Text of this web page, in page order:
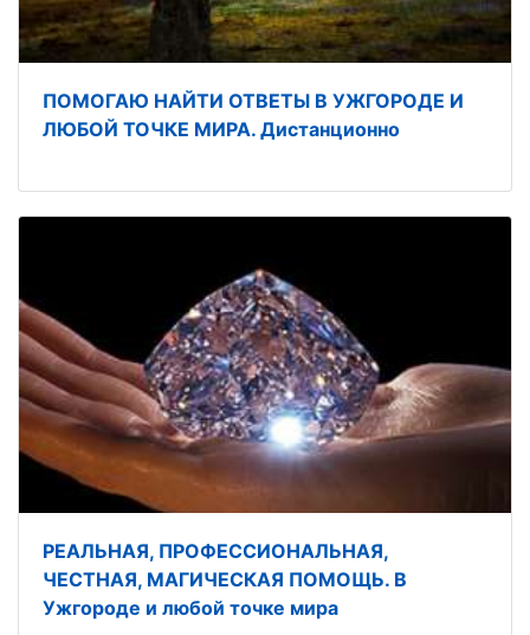
ПОМОГАЮ НАЙТИ ОТВЕТЫ В УЖГОРОДЕ И
ЛЮБОЙ ТОЧКЕ МИРА. Дистанционно
РЕАЛЬНАЯ, ПРОФЕССИОНАЛЬНАЯ,
ЧЕСТНАЯ, МАГИЧЕСКАЯ ПОМОЩЬ. В
Ужгороде и любой точке мира